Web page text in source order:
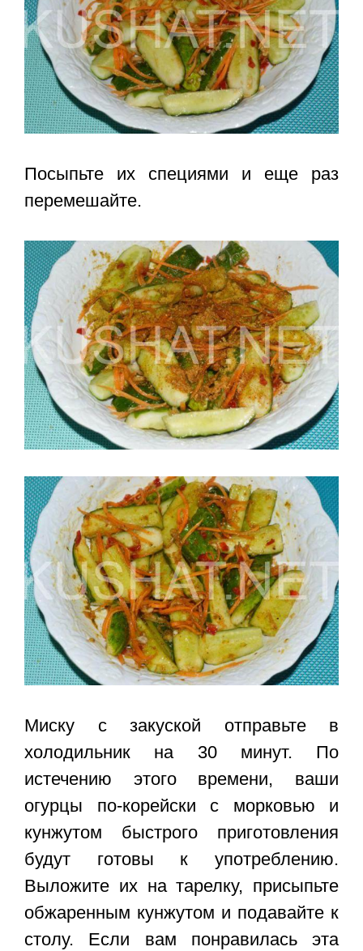
Посыпьте их специями и еще раз
перемешайте.
Миску с закуской отправьте в
холодильник на 30 минут. По
истечению этого времени, ваши
огурцы по-корейски с морковью и
кунжутом быстрого приготовления
будут готовы к употреблению.
Выложите их на тарелку, присыпьте
обжаренным кунжутом и подавайте к
столу. Если вам понравилась эта